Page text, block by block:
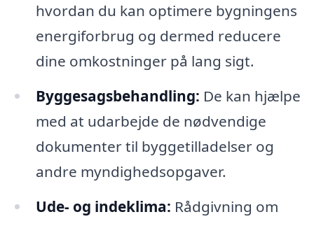
hvordan du kan optimere bygningens
energiforbrug og dermed reducere
dine omkostninger på lang sigt.
Byggesagsbehandling: De kan hjælpe
med at udarbejde de nødvendige
dokumenter til byggetilladelser og
andre myndighedsopgaver.
Ude- og indeklima: Rådgivning om